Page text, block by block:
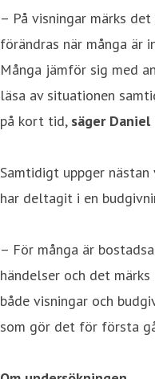
– På visningar märks
förändras när många är
Många jämför sig med
läsa av situationen
på kort tid, säger
Samtidigt uppger
har deltagit i en
– För många är
händelser och det
både visningar och
som gör det för första